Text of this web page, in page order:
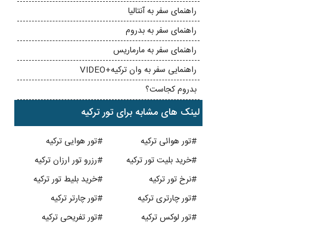
راهنمای سفر به آنتالیا
راهنمای سفر به بدروم
راهنمای سفر به مارماریس
راهنمایی سفر به وان ترکیه+VIDEO
بدروم کجاست؟
لینک های مشابه برای تور ترکیه
#تور هوایی ترکیه
#تور هوائی ترکیه
#رزرو تور ارزان ترکیه
#خرید بلیت تور ترکیه
#خرید بلیط تور ترکیه
#نرخ تور ترکیه
#تور چارتر ترکیه
#تور چارتری ترکیه
#تور تفریحی ترکیه
#تور لوکس ترکیه